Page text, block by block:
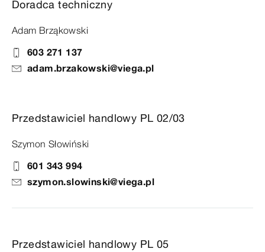
Doradca techniczny
Adam Brząkowski
603 271 137
adam.brzakowski@viega.pl
Przedstawiciel handlowy PL 02/03
Szymon Słowiński
601 343 994
szymon.slowinski@viega.pl
Przedstawiciel handlowy PL 05